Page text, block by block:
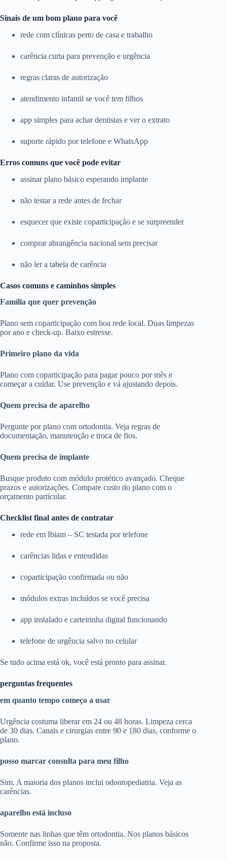
Sinais de um bom plano para você
rede com clínicas perto de casa e trabalho
carência curta para prevenção e urgência
regras claras de autorização
atendimento infantil se você tem filhos
app simples para achar dentistas e ver o extrato
suporte rápido por telefone e WhatsApp
Erros comuns que você pode evitar
assinar plano básico esperando implante
não testar a rede antes de fechar
esquecer que existe coparticipação e se surpreender
comprar abrangência nacional sem precisar
não ler a tabela de carência
Casos comuns e caminhos simples
Família que quer prevenção
Plano sem coparticipação com boa rede local. Duas limpezas
por ano e check-up. Baixo estresse.
Primeiro plano da vida
Plano com coparticipação para pagar pouco por mês e
começar a cuidar. Use prevenção e vá ajustando depois.
Quem precisa de aparelho
Pergunte por plano com ortodontia. Veja regras de
documentação, manutenção e troca de fios.
Quem precisa de implante
Busque produto com módulo protético avançado. Cheque
prazos e autorizações. Compare custo do plano com o
orçamento particular.
Checklist final antes de contratar
rede em Ibiam – SC testada por telefone
carências lidas e entendidas
coparticipação confirmada ou não
módulos extras incluídos se você precisa
app instalado e carteirinha digital funcionando
telefone de urgência salvo no celular
Se tudo acima está ok, você está pronto para assinar.
perguntas frequentes
em quanto tempo começo a usar
Urgência costuma liberar em 24 ou 48 horas. Limpeza cerca
de 30 dias. Canais e cirurgias entre 90 e 180 dias, conforme o
plano.
posso marcar consulta para meu filho
Sim. A maioria dos planos inclui odontopediatria. Veja as
carências.
aparelho está incluso
Somente nas linhas que têm ortodontia. Nos planos básicos
não. Confirme isso na proposta.